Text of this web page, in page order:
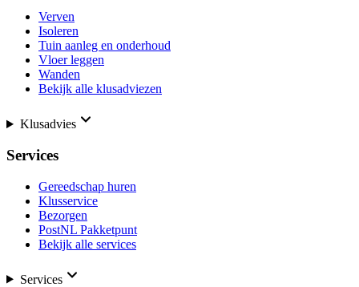
Verven
Isoleren
Tuin aanleg en onderhoud
Vloer leggen
Wanden
Bekijk alle klusadviezen
Klusadvies
Services
Gereedschap huren
Klusservice
Bezorgen
PostNL Pakketpunt
Bekijk alle services
Services